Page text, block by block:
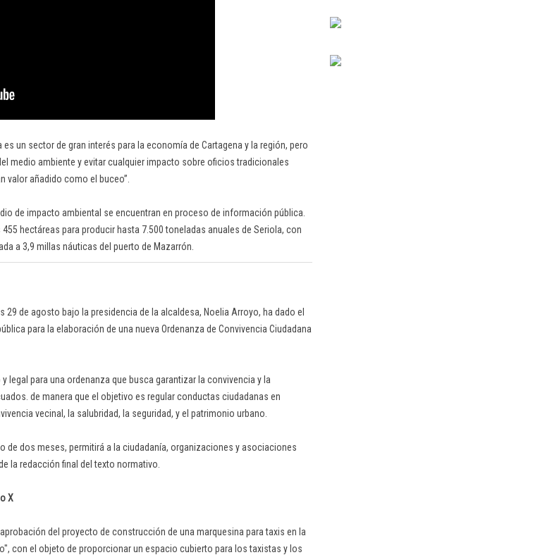
es un sector de gran interés para la economía de Cartagena y la región, pero
medio ambiente y evitar cualquier impacto sobre oficios tradicionales
valor añadido como el buceo”.
de impacto ambiental se encuentran en proceso de información pública.
hectáreas para producir hasta 7.500 toneladas anuales de Seriola, con
a 3,9 millas náuticas del puerto de Mazarrón.
29 de agosto bajo la presidencia de la alcaldesa, Noelia Arroyo, ha dado el
para la elaboración de una nueva Ordenanza de Convivencia Ciudadana
legal para una ordenanza que busca garantizar la convivencia y la
de manera que el objetivo es regular conductas ciudadanas en
vecinal, la salubridad, la seguridad, y el patrimonio urbano.
de dos meses, permitirá a la ciudadanía, organizaciones y asociaciones
la redacción final del texto normativo.
X
del proyecto de construcción de una marquesina para taxis en la
con el objeto de proporcionar un espacio cubierto para los taxistas y los